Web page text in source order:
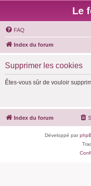
Le
FAQ
Index du forum
Supprimer les cookies
Êtes-vous sûr de vouloir
Index du forum
Développé par